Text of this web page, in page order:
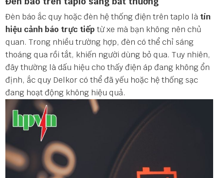
Đèn báo ắc quy hoặc đèn hệ thống điện trên taplo là tín
hiệu cảnh báo trực tiếp từ xe mà bạn không nên chủ
quan. Trong nhiều trường hợp, đèn có thể chỉ sáng
thoáng qua rồi tắt, khiến người dùng bỏ qua. Tuy nhiên,
đây thường là dấu hiệu cho thấy điện áp đang không ổn
định, ắc quy Delkor có thể đã yếu hoặc hệ thống sạc
đang hoạt động không hiệu quả.